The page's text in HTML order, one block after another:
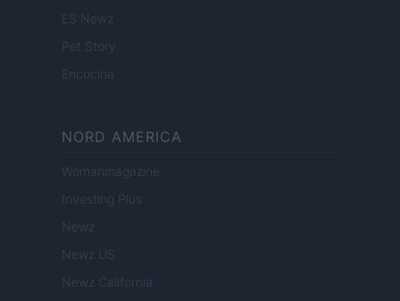
ES Newz
Pet Story
Encocina
NORD AMERICA
Womanmagazine
Investing Plus
Newz
Newz US
Newz California